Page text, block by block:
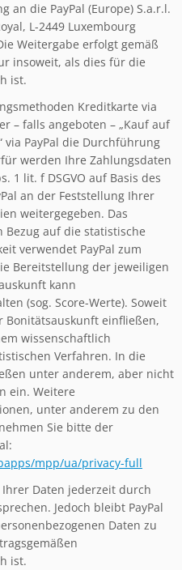
an die PayPal (Europe) S.a.r.l.
L-2449 Luxembourg
Weitergabe erfolgt gemäß
insoweit, als dies für die
ist.
Kreditkarte via
– falls angeboten – „Kauf auf
via PayPal die Durchführung
werden Ihre Zahlungsdaten
1 lit. f DSGVO auf Basis des
an der Feststellung Ihrer
weitergegeben. Das
auf die statistische
verwendet PayPal zum
Bereitstellung der jeweiligen
kann
(sog. Score-Werte). Soweit
Bonitätsauskunft einfließen,
wissenschaftlich
Verfahren. In die
unter anderem, aber nicht
ein. Weitere
unter anderem zu den
Sie bitte der
mpp/ua/privacy-full
Daten jederzeit durch
Jedoch bleibt PayPal
Daten zu
ist.